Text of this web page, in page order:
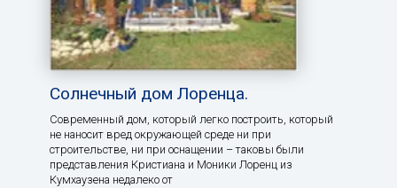
Солнечный дом Лоренца.
Современный дом, который легко построить, который
не наносит вред окружающей среде ни при
строительстве, ни при оснащении – таковы были
представления Кристиана и Моники Лоренц из
Кумхаузена недалеко от